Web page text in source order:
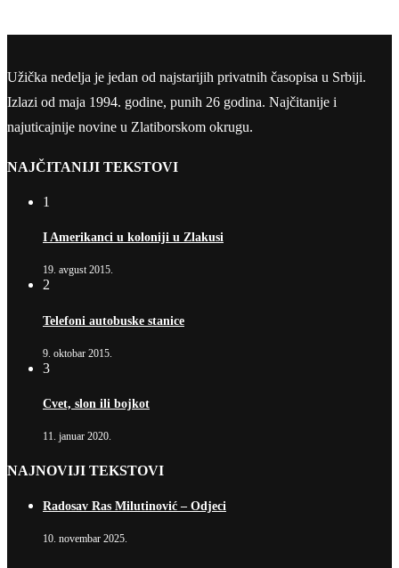
Užička nedelja je jedan od najstarijih privatnih časopisa u Srbiji.
Izlazi od maja 1994. godine, punih 26 godina. Najčitanije i
najuticajnije novine u Zlatiborskom okrugu.
NAJČITANIJI TEKSTOVI
1
I Amerikanci u koloniji u Zlakusi
19. avgust 2015.
2
Telefoni autobuske stanice
9. oktobar 2015.
3
Cvet, slon ili bojkot
11. januar 2020.
NAJNOVIJI TEKSTOVI
Radosav Ras Milutinović – Odjeci
10. novembar 2025.